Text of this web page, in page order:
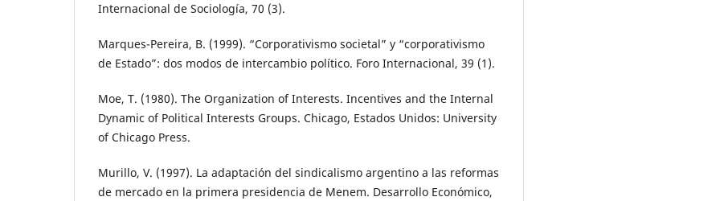
Internacional de Sociología, 70 (3).
Marques-Pereira, B. (1999). “Corporativismo societal” y “corporativismo
de Estado”: dos modos de intercambio político. Foro Internacional, 39 (1).
Moe, T. (1980). The Organization of Interests. Incentives and the Internal
Dynamic of Political Interests Groups. Chicago, Estados Unidos: University
of Chicago Press.
Murillo, V. (1997). La adaptación del sindicalismo argentino a las reformas
de mercado en la primera presidencia de Menem. Desarrollo Económico,